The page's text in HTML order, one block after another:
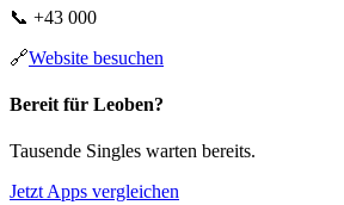
📞 +43 000
🔗Website besuchen
Bereit für Leoben?
Tausende Singles warten bereits.
Jetzt Apps vergleichen